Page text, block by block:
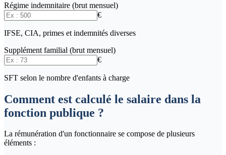
Régime indemnitaire (brut mensuel)
€
IFSE, CIA, primes et indemnités diverses
Supplément familial (brut mensuel)
€
SFT selon le nombre d'enfants à charge
Comment est calculé le salaire dans la
fonction publique ?
La rémunération d'un fonctionnaire se compose de plusieurs
éléments :